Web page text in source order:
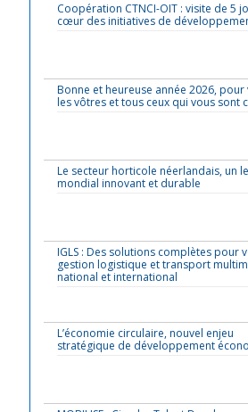
Coopération CTNCI-OIT : visite de 5
cœur des initiatives de
Bonne et heureuse année 2026, pour
les vôtres et tous ceux qui vous sont
Le secteur horticole néerlandais, un
mondial innovant et durable
IGLS : Des solutions complètes pour
gestion logistique et transport
national et international
L’économie circulaire, nouvel enjeu
stratégique de développement